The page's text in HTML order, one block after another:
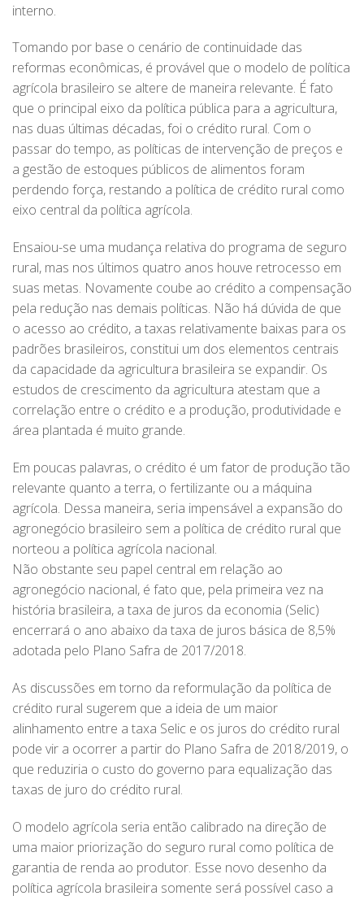
interno.
Tomando por base o cenário de continuidade das
reformas econômicas, é provável que o modelo de política
agrícola brasileiro se altere de maneira relevante. É fato
que o principal eixo da política pública para a agricultura,
nas duas últimas décadas, foi o crédito rural. Com o
passar do tempo, as políticas de intervenção de preços e
a gestão de estoques públicos de alimentos foram
perdendo força, restando a política de crédito rural como
eixo central da política agrícola.
Ensaiou-se uma mudança relativa do programa de seguro
rural, mas nos últimos quatro anos houve retrocesso em
suas metas. Novamente coube ao crédito a compensação
pela redução nas demais políticas. Não há dúvida de que
o acesso ao crédito, a taxas relativamente baixas para os
padrões brasileiros, constitui um dos elementos centrais
da capacidade da agricultura brasileira se expandir. Os
estudos de crescimento da agricultura atestam que a
correlação entre o crédito e a produção, produtividade e
área plantada é muito grande.
Em poucas palavras, o crédito é um fator de produção tão
relevante quanto a terra, o fertilizante ou a máquina
agrícola. Dessa maneira, seria impensável a expansão do
agronegócio brasileiro sem a política de crédito rural que
norteou a política agrícola nacional.
Não obstante seu papel central em relação ao
agronegócio nacional, é fato que, pela primeira vez na
história brasileira, a taxa de juros da economia (Selic)
encerrará o ano abaixo da taxa de juros básica de 8,5%
adotada pelo Plano Safra de 2017/2018.
As discussões em torno da reformulação da política de
crédito rural sugerem que a ideia de um maior
alinhamento entre a taxa Selic e os juros do crédito rural
pode vir a ocorrer a partir do Plano Safra de 2018/2019, o
que reduziria o custo do governo para equalização das
taxas de juro do crédito rural.
O modelo agrícola seria então calibrado na direção de
uma maior priorização do seguro rural como política de
garantia de renda ao produtor. Esse novo desenho da
política agrícola brasileira somente será possível caso a